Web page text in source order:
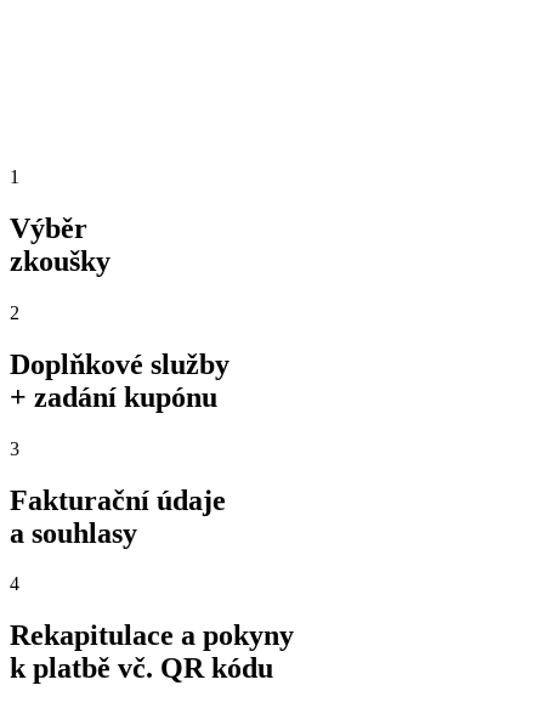
1
Výběr
zkoušky
2
Doplňkové služby
+ zadání kupónu
3
Fakturační údaje
a souhlasy
4
Rekapitulace a pokyny
k platbě vč. QR kódu